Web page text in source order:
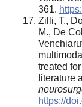
361.
Zilli, T.,
M., De
treated
literature
https://